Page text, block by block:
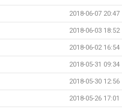
2018-06-07 20:47
2018-06-03 18:52
2018-06-02 16:54
2018-05-31 09:34
2018-05-30 12:56
2018-05-26 17:01